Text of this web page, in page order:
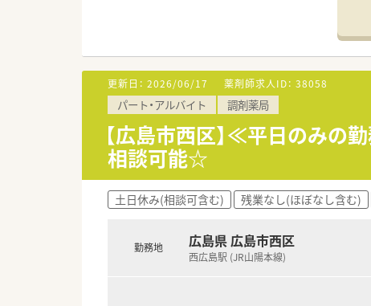
■現場の先輩薬剤師より指導を受
＜法人特徴＞
■医療機関からの院外処方せんに
的確な医薬品情報、良質な一般小
医薬品を通して地域に貢献して
■薬剤師をはじめ、全社員が定期
社内勉強会を実施しています。
研修、勉強会への参加経費は会
■家賃補助や奨学金制度などの福
■お昼以降の時間に勤務したい方
■小さなお子様がお好きな方
更新日： 2026/06/17 薬剤師求人ID： 38058
パート・アルバイト 調剤薬局
【広島市西区】≪平日のみ
相談可能☆
土日休み(相談可含む) 残業なし(ほぼなし含む)
勤務地 広島県 広島市西区
西広島駅 (JR山陽本線)